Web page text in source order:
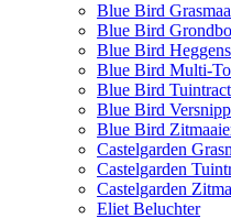
Blue Bird
Blue Bird
Blue Bird
Blue Bird Multi-
Blue Bird
Blue Bird
Blue Bird
Castelgarden
Castelgarden
Castelgarden
Eliet Beluchter